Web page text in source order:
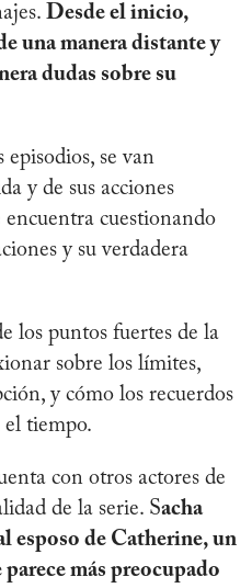
Desde el inicio,
una manera distante y
dudas sobre su
se van
y de sus acciones
encuentra cuestionando
y su verdadera
los puntos fuertes de la
sobre los límites,
y cómo los recuerdos
el tiempo.
con otros actores de
de la serie. Sacha
esposo de Catherine, un
más preocupado